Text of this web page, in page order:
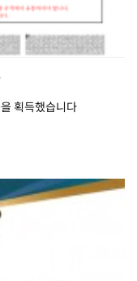
획득했습니다